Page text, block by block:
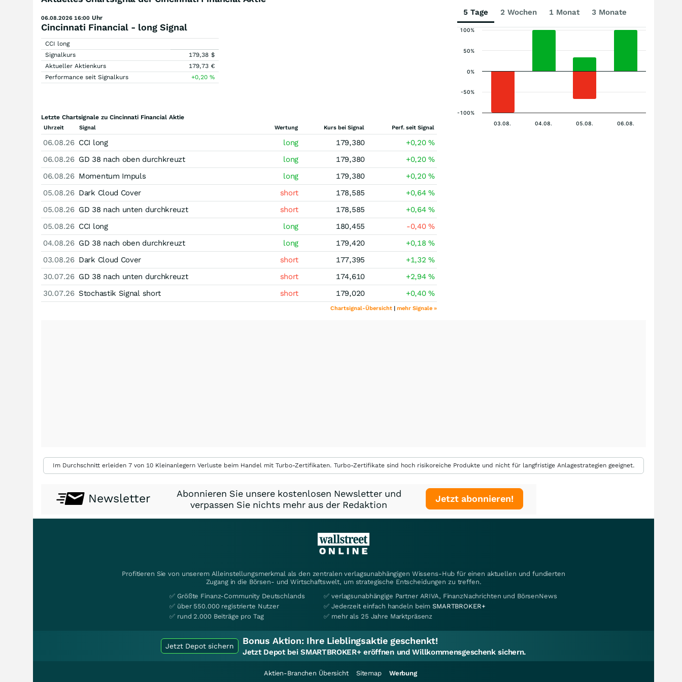
06.08.2026 16:00 Uhr
Cincinnati Financial - long Signal
CCI long
Signalkurs
179,38 $
Aktueller Aktienkurs
179,73 €
Performance seit Signalkurs
+0,20 %
Letzte Chartsignale zu Cincinnati Financial Aktie
Uhrzeit Signal Wertung Kurs bei Signal Perf. seit Signal
06.08.26 CCI long long 179,380 +0,20%
06.08.26 GD 38 nach oben durchkreuzt long 179,380 +0,20%
06.08.26 Momentum Impuls long 179,380 +0,20%
05.08.26 Dark Cloud Cover short 178,585 +0,64%
05.08.26 GD 38 nach unten durchkreuzt short 178,585 +0,64%
05.08.26 CCI long long 180,455 -0,40%
04.08.26 GD 38 nach oben durchkreuzt long 179,420 +0,18%
03.08.26 Dark Cloud Cover short 177,395 +1,32%
30.07.26 GD 38 nach unten durchkreuzt short 174,610 +2,94%
30.07.26 Stochastik Signal short short 179,020 +0,40%
Chartsignal-Übersicht | mehr Signale »
5 Tage 2 Wochen 1 Monat 3 Monate
03.08. 04.08. 05.08. 06.08.
-100%
-50%
0%
50%
100%
Im Durchschnitt erleiden 7 von 10 Kleinanlegern Verluste beim Handel mit Turbo-Zertifikaten. Turbo-Zertifikate sind hoch risikoreiche Produkte und nicht für langfristige Anlagestrategien geeignet.
Newsletter
Abonnieren Sie unsere kostenlosen Newsletter und
verpassen Sie nichts mehr aus der Redaktion
Jetzt abonnieren!
Profitieren Sie von unserem Alleinstellungsmerkmal als den zentralen verlagsunabhängigen Wissens-Hub für einen aktuellen und fundierten
Zugang in die Börsen- und Wirtschaftswelt, um strategische Entscheidungen zu treffen.
✅ Größte Finanz-Community Deutschlands
✅ über 550.000 registrierte Nutzer
✅ rund 2.000 Beiträge pro Tag
✅ verlagsunabhängige Partner ARIVA, FinanzNachrichten und BörsenNews
✅ Jederzeit einfach handeln beimSMARTBROKER+
✅ mehr als 25 Jahre Marktpräsenz
Jetzt Depot sichern Bonus Aktion: Ihre Lieblingsaktie geschenkt!
Jetzt Depot bei SMARTBROKER+ eröffnen und Willkommensgeschenk sichern.
Aktien-Branchen Übersicht Sitemap Werbung